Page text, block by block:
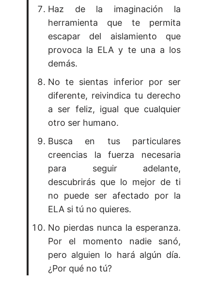
Haz de la imaginación la
herramienta que te permita
escapar del aislamiento que
provoca la ELA y te una a los
demás.
No te sientas inferior por ser
diferente, reivindica tu derecho
a ser feliz, igual que cualquier
otro ser humano.
Busca en tus particulares
creencias la fuerza necesaria
para seguir adelante,
descubrirás que lo mejor de ti
no puede ser afectado por la
ELA si tú no quieres.
No pierdas nunca la esperanza.
Por el momento nadie sanó,
pero alguien lo hará algún día.
¿Por qué no tú?